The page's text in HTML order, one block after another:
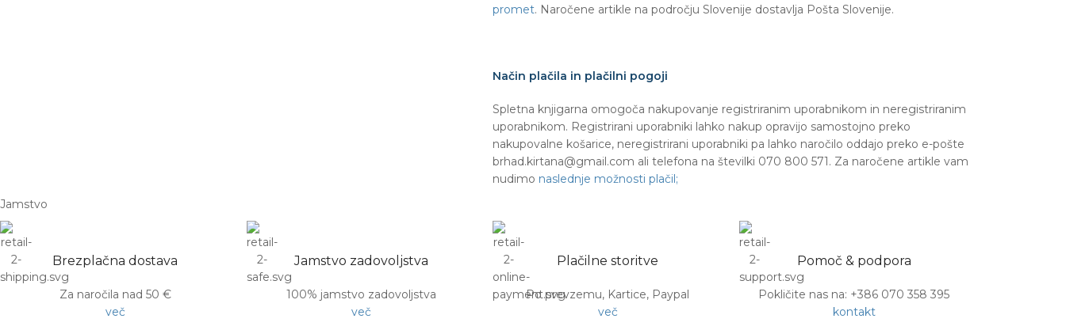
promet. Naročene artikle na področju Slovenije dostavlja Pošta Slovenije.
Način plačila in plačilni pogoji
Spletna knjigarna omogoča nakupovanje registriranim uporabnikom in neregistriranim
uporabnikom. Registrirani uporabniki lahko nakup opravijo samostojno preko
nakupovalne košarice, neregistrirani uporabniki pa lahko naročilo oddajo preko e-pošte
brhad.kirtana@gmail.com ali telefona na številki 070 800 571. Za naročene artikle vam
nudimo naslednje možnosti plačil;
Jamstvo
Brezplačna dostava
Za naročila nad 50 €
več
Jamstvo zadovoljstva
100% jamstvo zadovoljstva
več
Plačilne storitve
Po prevzemu, Kartice, Paypal
več
Pomoč & podpora
Pokličite nas na: +386 070 358 395
kontakt